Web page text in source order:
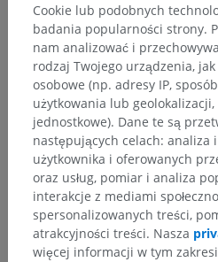
Tłumaczenia
Zauważyłeś błąd?
Zachęcamy do przesyłania
tłumaczeń lub innych treści,
lepszą jakość materiałów.
Cookie lub podobnych
badania popularności strony.
nam analizować i
rodzaj Twojego urządzenia,
osobowe (np. adresy IP,
użytkowania lub
jednostkowe). Dane te są
następujących celach: analiza
użytkownika i oferowanych
oraz usług, pomiar i analiza
interakcje z mediami
spersonalizowanych treści,
atrakcyjności treści. Nasza
więcej informacji w tym